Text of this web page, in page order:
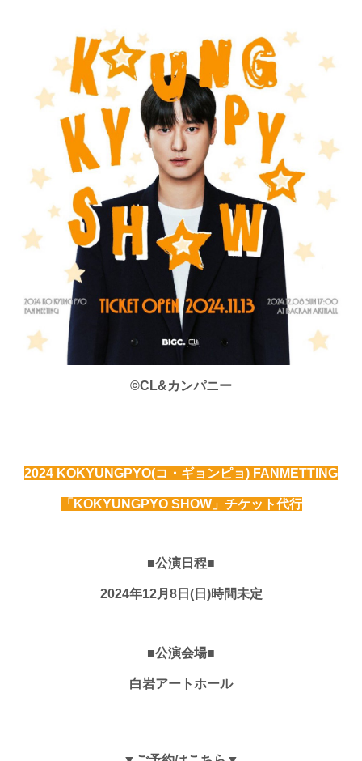
©CL&カンパニー
2024 KOKYUNGPYO(コ・ギョンピョ) FANMETTING
「KOKYUNGPYO SHOW」チケット代行
■公演日程■
2024年12月8日(日)時間未定
■公演会場■
白岩アートホール